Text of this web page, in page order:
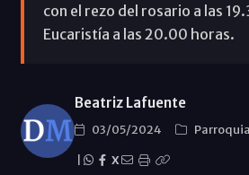
con el rezo del rosario a las
Eucaristía a las 20.00 horas.
Beatriz Lafuente
03/05/2024
X